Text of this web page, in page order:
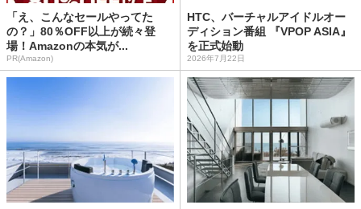
「え、こんなセールやってた
の？」80％OFF以上が続々登
場！Amazonの本気が...
PR(Amazon)
HTC、バーチャルアイドルオー
ディション番組 『VPOP ASIA』
を正式始動
2026年7月22日